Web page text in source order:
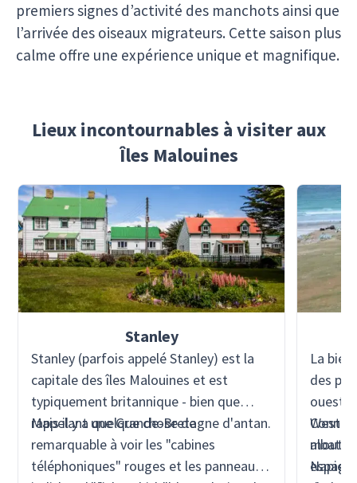
premiers signes d’activité des manchots ainsi que
l’arrivée des oiseaux migrateurs. Cette saison plus
calme offre une expérience unique et magnifique.
Lieux incontournables à visiter aux
Îles Malouines
Stanley
Stanley (parfois appelé Stanley) est la
capitale des îles Malouines et est
typiquement britannique - bien que
rappelant une Grande-Bretagne d'antan.
Mais il y a quelque chose de
remarquable à voir les "cabines
téléphoniques" rouges et les panneaux
La
des
ouest
West
Napier,